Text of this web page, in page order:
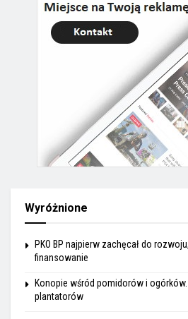
Wyróżnione
PKO BP najpierw zachęcał do
finansowanie
Konopie wśród pomidorów i ogórków.
plantatorów